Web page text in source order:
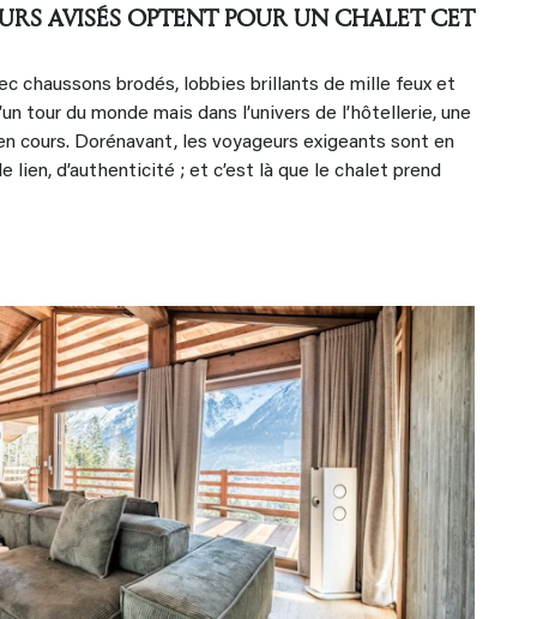
AVISÉS OPTENT POUR UN CHALET CET
chaussons brodés, lobbies brillants de mille feux et
tour du monde mais dans l’univers de l’hôtellerie, une
cours. Dorénavant, les voyageurs exigeants sont en
lien, d’authenticité ; et c’est là que le chalet prend